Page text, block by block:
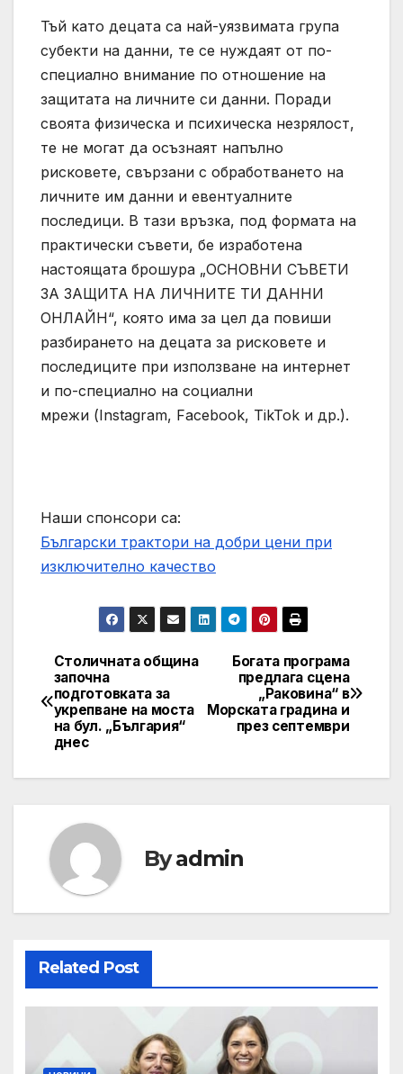
Тъй като децата са най-уязвимата група
субекти на данни, те се нуждаят от по-
специално внимание по отношение на
защитата на личните си данни. Поради
своята физическа и психическа незрялост,
те не могат да осъзнаят напълно
рисковете, свързани с обработването на
личните им данни и евентуалните
последици. В тази връзка, под формата на
практически съвети, бе изработена
настоящата брошура „ОСНОВНИ СЪВЕТИ
ЗА ЗАЩИТА НА ЛИЧНИТЕ ТИ ДАННИ
ОНЛАЙН“, която има за цел да повиши
разбирането на децата за рисковете и
последиците при използване на интернет
и по-специално на социални
мрежи (Instagram, Facebook, TikTok и др.).
Наши спонсори са:
Български трактори на добри цени при
изключително качество
Post
navigation
Богата програма
предлага сцена
„Раковина“ в
Морската градина и
през септември
Столичната община
започна
подготовката за
укрепване на моста
на бул. „България“
днес
Byadmin
Related Post